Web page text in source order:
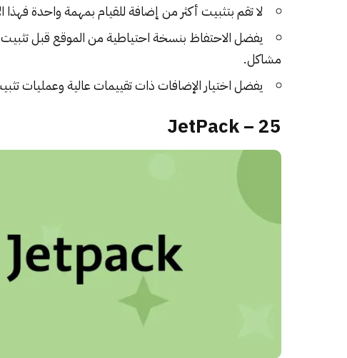
لا تقم بتثبيت أكثر من إضافة للقيام بمهمة واحدة
يفضل الاحتفاظ بنسخة احتياطية من الموقع قبل
مشاكل.
يفضل اختيار الإضافات ذات تقييمات عالية وعمليات
25 – JetPack